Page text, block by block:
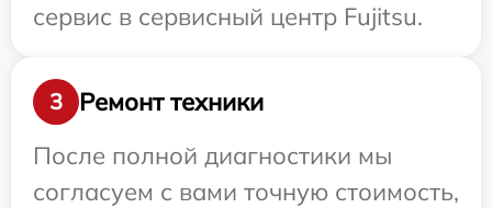
сервис в сервисный центр Fujitsu.
3
Ремонт техники
После полной диагностики мы
согласуем с вами точную стоимость,